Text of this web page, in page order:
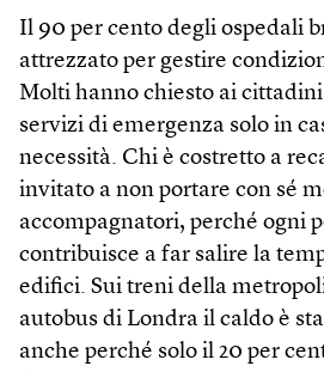
Il 90 per cento degli ospedali
attrezzato per gestire
Molti hanno chiesto ai
servizi di emergenza solo in
necessità. Chi è costretto a
invitato a non portare con sé
accompagnatori, perché ogni
contribuisce a far salire la
edifici. Sui treni della
autobus di Londra il caldo è
anche perché solo il 20 per